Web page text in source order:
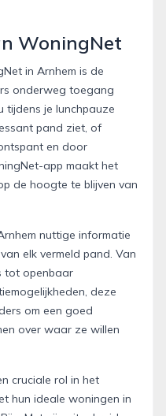
WoningNet
in Arnhem is de
onderweg toegang
tijdens je lunchpauze
pand ziet, of
en door
app maakt het
de hoogte te blijven van
nuttige informatie
elk vermeld pand. Van
tot openbaar
deze
om een goed
over waar ze willen
cruciale rol in het
hun ideale woningen in